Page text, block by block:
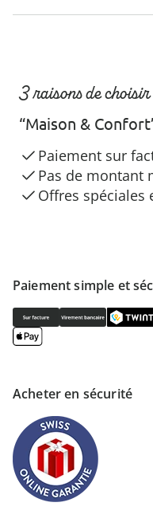
Paiement simple et
Acheter en sécurité
3 raisons de choisir
“Maison &
Paiement sur
Pas de montant
Offres spéciales